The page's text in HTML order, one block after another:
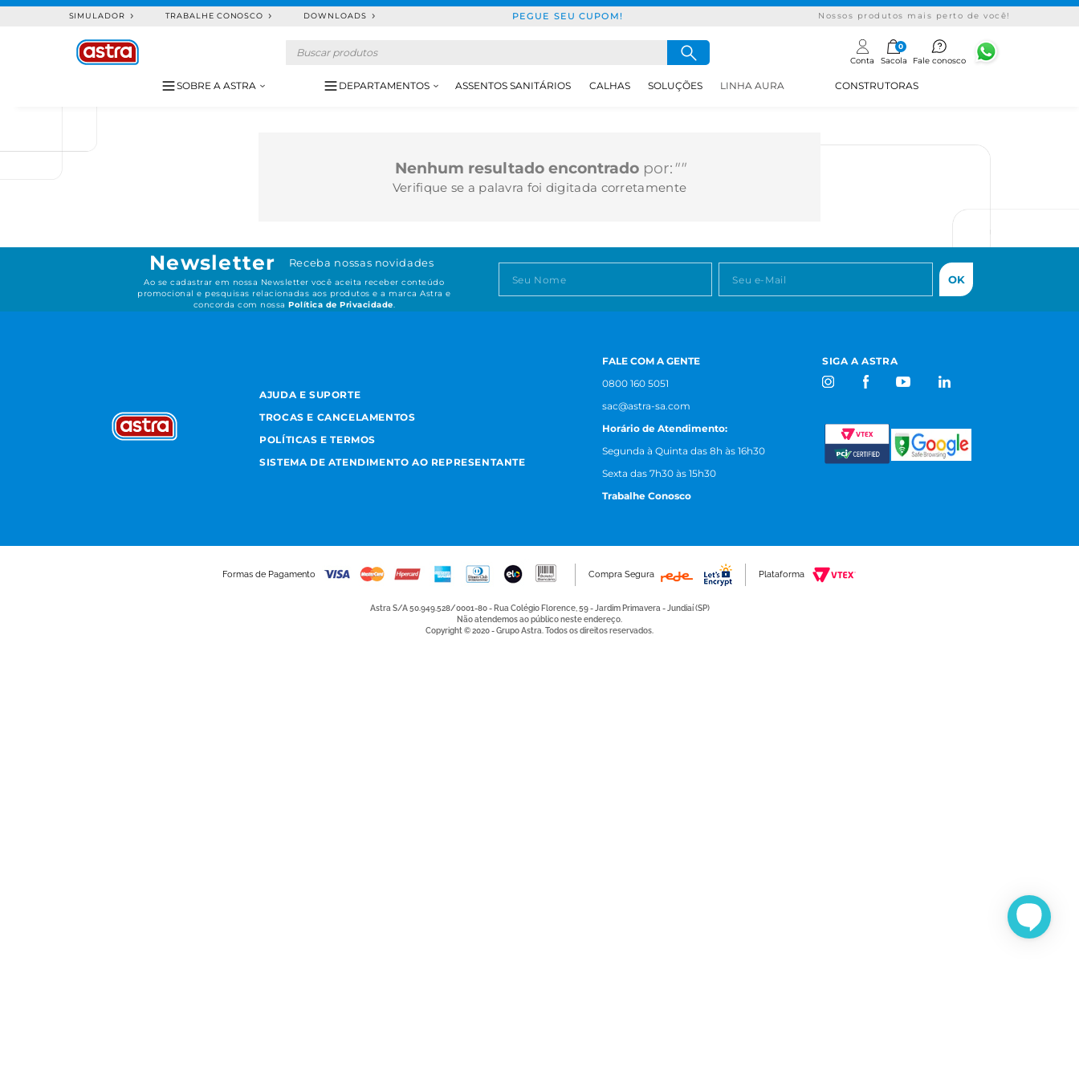
SIMULADOR TRABALHE CONOSCO DOWNLOADS PEGUE SEU CUPOM! Nossos produtos mais perto de você!
SOBRE A ASTRA DEPARTAMENTOS ASSENTOS SANITÁRIOS CALHAS SOLUÇÕES LINHA AURA CONSTRUTORAS
Conta
0
Sacola Fale conosco
Nenhum resultado encontrado por:""
Verifique se a palavra foi digitada corretamente
Newsletter Receba nossas novidades
Ao se cadastrar em nossa Newsletter você aceita receber conteúdo
promocional e pesquisas relacionadas aos produtos e a marca Astra e
concorda com nossaPolítica de Privacidade
OK
AJUDA E SUPORTE
TROCAS E CANCELAMENTOS
POLÍTICAS E TERMOS
SISTEMA DE ATENDIMENTO AO REPRESENTANTE
FALE COM A GENTE
0800 160 5051
sac@astra-sa.com
Horário de Atendimento:
Segunda à Quinta das 8h às 16h30
Sexta das 7h30 às 15h30
Trabalhe Conosco
SIGA A ASTRA
Formas de Pagamento Compra Segura Plataforma
Astra S/A 50.949.528/0001-80 - Rua Colégio Florence, 59 - Jardim Primavera - Jundiaí (SP)
Não atendemos ao público neste endereço.
Copyright © 2020 - Grupo Astra. Todos os direitos reservados.